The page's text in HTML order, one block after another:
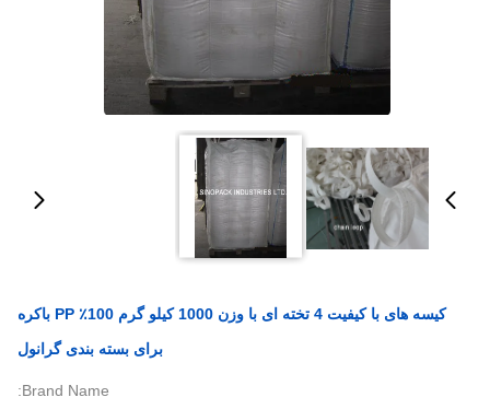
کیسه های با کیفیت 4 تخته ای با وزن 1000 کیلو گرم 100٪ PP باکره
برای بسته بندی گرانول
Brand Name: